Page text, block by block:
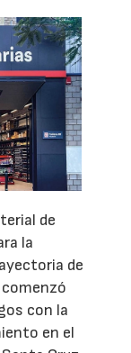
de
la
de
con la
en el